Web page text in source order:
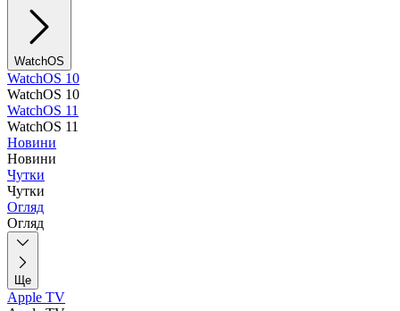
WatchOS
WatchOS 10
WatchOS 10
WatchOS 11
WatchOS 11
Новини
Новини
Чутки
Чутки
Огляд
Огляд
Ще
Apple TV